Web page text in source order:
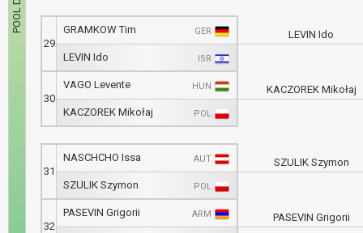
29
GRAMKOW Tim GER
LEVIN Ido ISR
30
VAGO Levente HUN
KACZOREK Mikołaj POL
31
NASCHCHO Issa AUT
SZULIK Szymon POL
32
PASEVIN Grigorii ARM
LEVIN Ido
KACZOREK Mikołaj
SZULIK Szymon
PASEVIN Grigorii